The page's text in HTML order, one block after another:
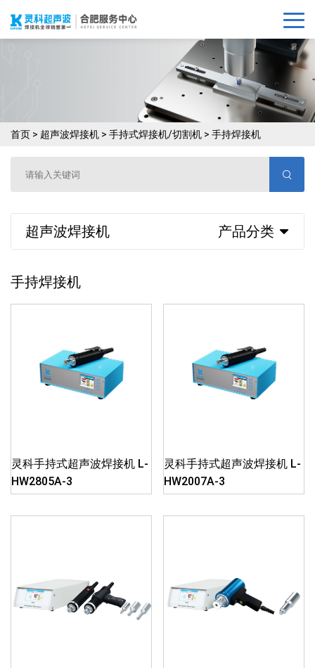
首页 > 超声波焊接机 > 手持式焊接机/切割机 > 手持焊接机
超声波焊接机 产品分类
手持焊接机
灵科手持式超声波焊接机 L-
HW2805A-3
灵科手持式超声波焊接机 L-
HW2007A-3